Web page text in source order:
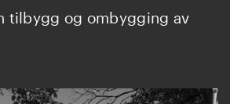
tilbygg og ombygging av